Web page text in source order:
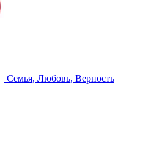
Семья, Любовь, Верность